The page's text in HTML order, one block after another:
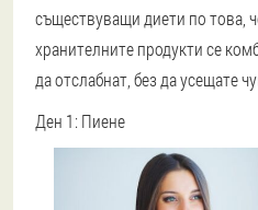
съществуващи диети по това,
хранителните продукти се
да отслабнат, без да усещате
Ден 1: Пиене